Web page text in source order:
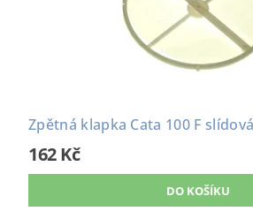
Zpětná klapka Cata 100 F
162 Kč